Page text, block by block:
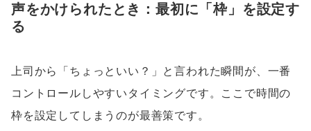
声をかけられたとき：最初に「枠」を設定す
る
上司から「ちょっといい？」と言われた瞬間が、一番
コントロールしやすいタイミングです。ここで時間の
枠を設定してしまうのが最善策です。